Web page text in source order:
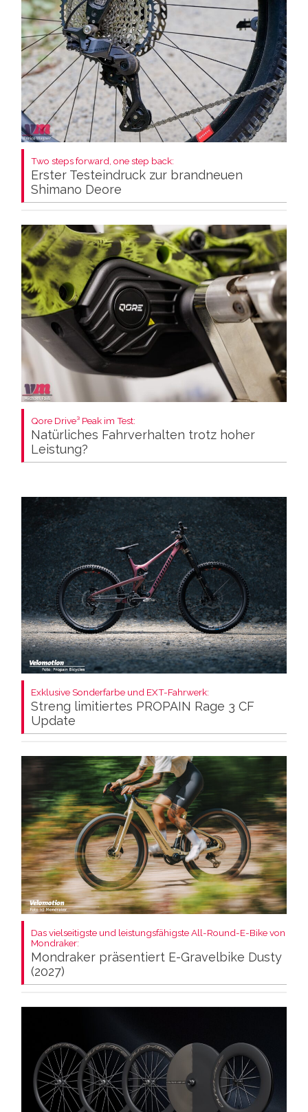
Two steps forward, one step back:
Erster Testeindruck zur brandneuen
Shimano Deore
Qore Drive³ Peak im Test:
Natürliches Fahrverhalten trotz hoher
Leistung?
Exklusive Sonderfarbe und EXT-Fahrwerk:
Streng limitiertes PROPAIN Rage 3 CF
Update
Das vielseitigste und leistungsfähigste All-Round-E-Bike von
Mondraker:
Mondraker präsentiert E-Gravelbike Dusty
(2027)